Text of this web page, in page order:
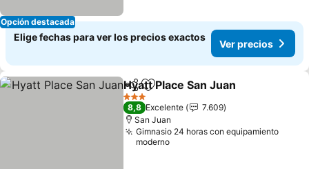
Opción destacada
Elige fechas para ver los precios exactos
Ver precios
CompartirAgregar a favoritos
Hyatt Place San Juan
3 Estrellas
8,8 Excelente
7.609
San Juan
Gimnasio 24 horas con equipamiento
moderno